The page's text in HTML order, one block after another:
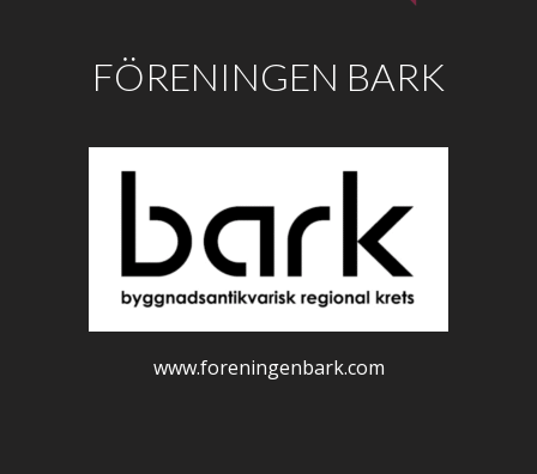
FÖRENINGEN BARK
www.foreningenbark.com